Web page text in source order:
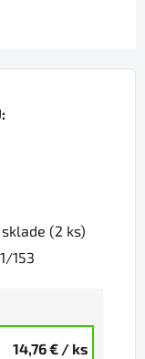
sklade (2 ks)
153
14,76 € / ks